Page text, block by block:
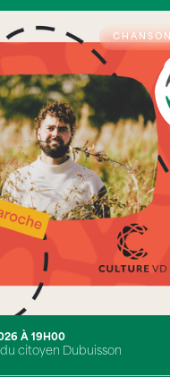
CHANSON
À 19H00
citoyen Dubuisson